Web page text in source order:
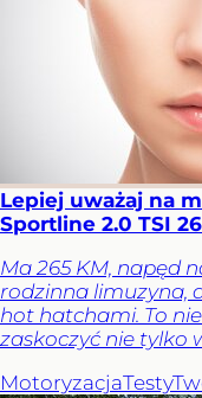
Lepiej uważaj na
Sportline 2.0 TSI
Ma 265 KM, napęd
rodzinna limuzyna,
hot hatchami. To
zaskoczyć nie tylko
MotoryzacjaTesty